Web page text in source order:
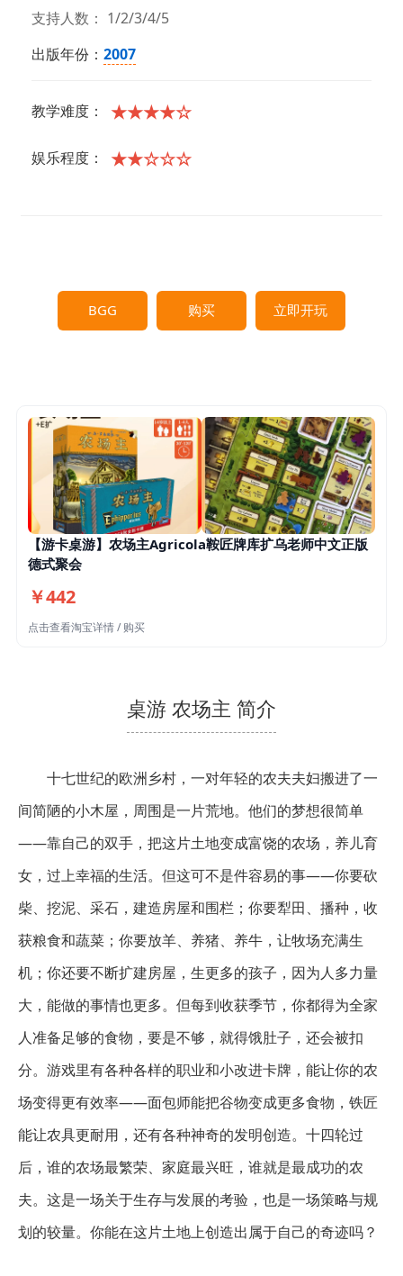
支持人数： 1/2/3/4/5
出版年份： 2007
教学难度： ★★★★☆
娱乐程度： ★★☆☆☆
BGG 购买 立即开玩
【游卡桌游】农场主Agricola鞍匠牌库扩乌老师中文正版
德式聚会
￥442
点击查看淘宝详情 / 购买
桌游 农场主 简介
十七世纪的欧洲乡村，一对年轻的农夫夫妇搬进了一
间简陋的小木屋，周围是一片荒地。他们的梦想很简单
——靠自己的双手，把这片土地变成富饶的农场，养儿育
女，过上幸福的生活。但这可不是件容易的事——你要砍
柴、挖泥、采石，建造房屋和围栏；你要犁田、播种，收
获粮食和蔬菜；你要放羊、养猪、养牛，让牧场充满生
机；你还要不断扩建房屋，生更多的孩子，因为人多力量
大，能做的事情也更多。但每到收获季节，你都得为全家
人准备足够的食物，要是不够，就得饿肚子，还会被扣
分。游戏里有各种各样的职业和小改进卡牌，能让你的农
场变得更有效率——面包师能把谷物变成更多食物，铁匠
能让农具更耐用，还有各种神奇的发明创造。十四轮过
后，谁的农场最繁荣、家庭最兴旺，谁就是最成功的农
夫。这是一场关于生存与发展的考验，也是一场策略与规
划的较量。你能在这片土地上创造出属于自己的奇迹吗？